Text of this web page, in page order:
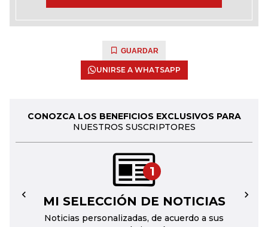
GUARDAR
UNIRSE A WHATSAPP
CONOZCA LOS BENEFICIOS EXCLUSIVOS PARA
NUESTROS SUSCRIPTORES
1
MI SELECCIÓN DE NOTICIAS
Noticias personalizadas, de acuerdo a sus
← →